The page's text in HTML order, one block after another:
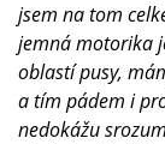
jsem na tom
jemná motorika
oblastí pusy,
a tím pádem i
nedokážu